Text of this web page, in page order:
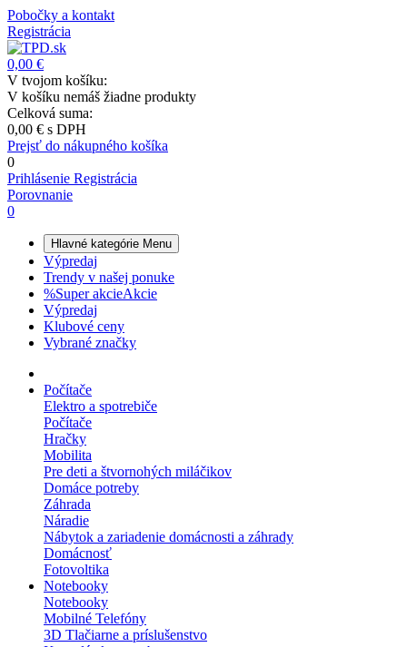
Pobočky a kontakt
Registrácia
0,00 €
V tvojom košíku:
V košíku nemáš žiadne produkty
Celková suma:
0,00 € s DPH
Prejsť do nákupného košíka
0
Prihlásenie Registrácia
Porovnanie
0
Hlavné kategórie Menu
Výpredaj
Trendy v našej ponuke
%Super akcieAkcie
Výpredaj
Klubové ceny
Vybrané značky
Počítače
Elektro a spotrebiče
Počítače
Hračky
Mobilita
Pre deti a štvornohých miláčikov
Domáce potreby
Záhrada
Náradie
Nábytok a zariadenie domácnosti a záhrady
Domácnosť
Fotovoltika
Notebooky
Notebooky
Mobilné Telefóny
3D Tlačiarne a príslušenstvo